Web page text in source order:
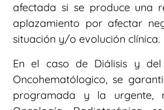
afectada si se produce una
aplazamiento por afectar
situación y/o evolución clínica.
En el caso de Diálisis y
Oncohematólogico, se
programada y la urgente,